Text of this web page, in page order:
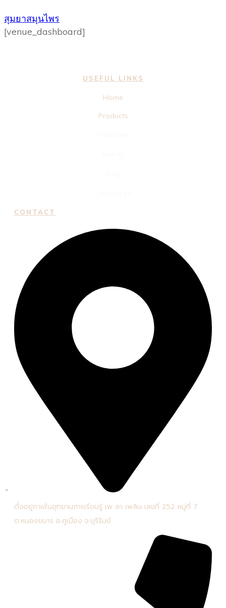
สุมยาสมุนไพร
[venue_dashboard]
USEFUL LINKS
Home
Products
CONTACT
ตั้งอยู่ภายในอุทยานการเรียนรู้ เพ ลา เพลิน เลขที่ 252 หมู่ที่ 7
ต.หนองขมาร อ.คูเมือง จ.บุรีรัมย์